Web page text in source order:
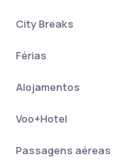
City Breaks
Férias
Alojamentos
Voo+Hotel
Passagens aéreas